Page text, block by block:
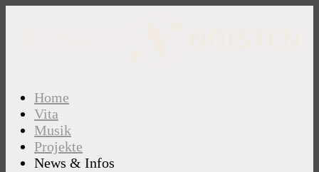
Home
Vita
Musik
Projekte
News & Infos